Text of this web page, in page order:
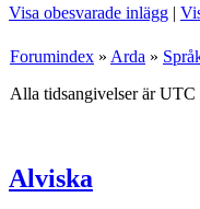
Visa obesvarade inlägg |
Forumindex » Arda »
Alla tidsangivelser är
Alviska